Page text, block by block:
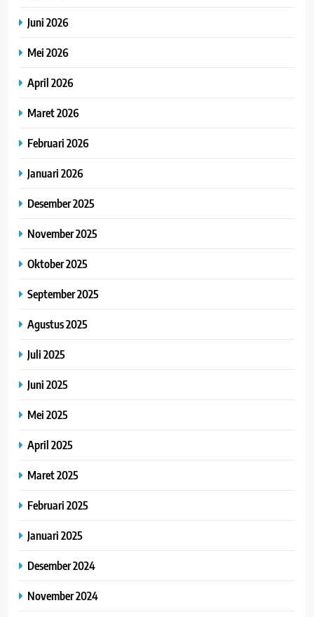
Juni 2026
Mei 2026
April 2026
Maret 2026
Februari 2026
Januari 2026
Desember 2025
November 2025
Oktober 2025
September 2025
Agustus 2025
Juli 2025
Juni 2025
Mei 2025
April 2025
Maret 2025
Februari 2025
Januari 2025
Desember 2024
November 2024